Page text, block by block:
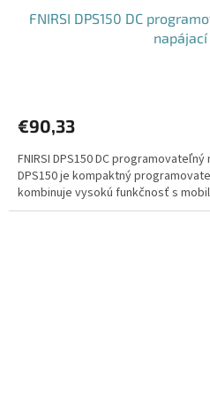
FNIRSI DPS150 DC
€90,33
FNIRSI DPS150 DC
DPS150 je kompaktný
kombinuje vysokú funkčnosť s